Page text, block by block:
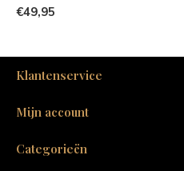
€49,95
Klantenservice
Mijn account
Categorieën